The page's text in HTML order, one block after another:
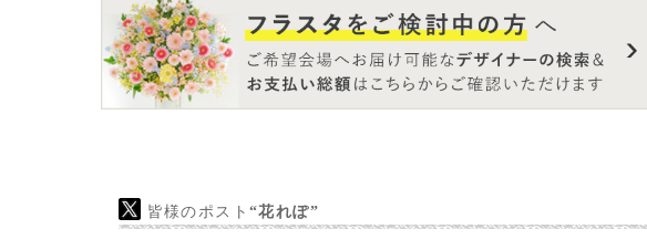
フラスタの主題として伝えたかったことは、ライブテーマに寄
せつつも、緒方佑奈さんのOFF感から柔らかい印象が魅力とし
て伝わればよいかなと考えてました。
※詳細は、以下の緒方佑奈さんのインスタグラムを参照くださ
皆様のポスト“花れぽ”